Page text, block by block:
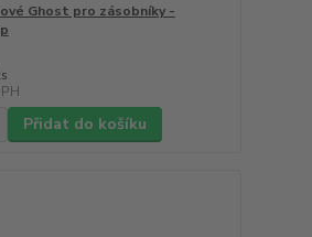
Ghost pro zásobníky -
Přidat do košíku